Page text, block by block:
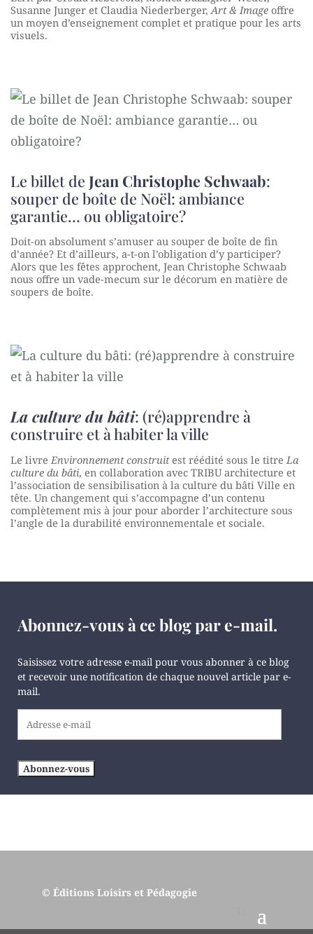
Susanne Junger et Claudia Niederberger,Art & Image offre
un moyen d’enseignement complet et pratique pour les arts
visuels.
Le billet de Jean Christophe Schwaab:
souper de boîte de Noël: ambiance
garantie… ou obligatoire?
Doit-on absolument s’amuser au souper de boîte de fin
d’année? Et d’ailleurs, a-t-on l’obligation d’y participer?
Alors que les fêtes approchent, Jean Christophe Schwaab
nous offre un vade-mecum sur le décorum en matière de
soupers de boîte.
La culture du bâti: (ré)apprendre à
construire et à habiter la ville
Le livre Environnement construitest réédité sous le titre La
culture du bâti, en collaboration avec TRIBU architecture et
l’association de sensibilisation à la culture du bâti Ville en
tête. Un changement qui s’accompagne d’un contenu
complètement mis à jour pour aborder l’architecture sous
l’angle de la durabilité environnementale et sociale.
Abonnez-vous à ce blog par e-mail.
Saisissez votre adresse e-mail pour vous abonner à ce blog
et recevoir une notification de chaque nouvel article par e-
mail.
Abonnez-vous
© Éditions Loisirs et Pédagogie